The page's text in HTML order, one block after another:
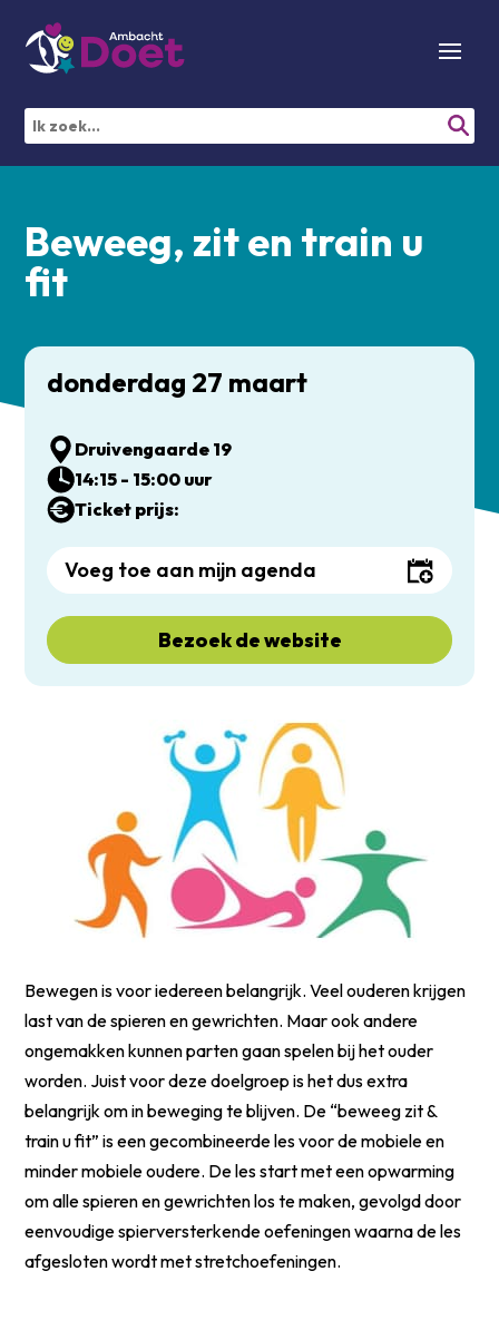
Beweeg, zit en train u
fit
Bewegen is voor iedereen belangrijk. Veel ouderen krijgen
last van de spieren en gewrichten. Maar ook andere
ongemakken kunnen parten gaan spelen bij het ouder
worden. Juist voor deze doelgroep is het dus extra
belangrijk om in beweging te blijven. De “beweeg zit &
train u fit” is een gecombineerde les voor de mobiele en
minder mobiele oudere. De les start met een opwarming
om alle spieren en gewrichten los te maken, gevolgd door
eenvoudige spierversterkende oefeningen waarna de les
afgesloten wordt met stretchoefeningen.
donderdag 27 maart
Druivengaarde 19
14:15 - 15:00 uur
Ticket prijs:
Voeg toe aan mijn agenda
Bezoek de website